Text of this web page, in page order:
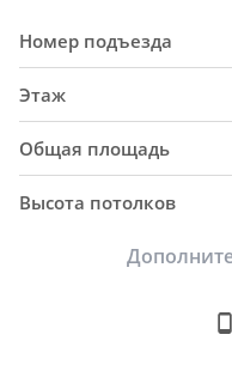
Номер подъезда
Этаж
Общая площадь
Высота потолков